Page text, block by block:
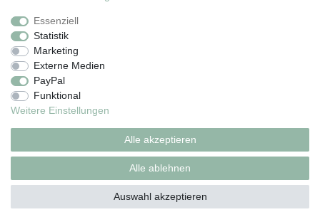
Vertrag widerrufen
Impressum
Essenziell
Statistik
Marketing
Externe Medien
PayPal
Funktional
Weitere Einstellungen
Alle akzeptieren
Alle ablehnen
Auswahl akzeptieren